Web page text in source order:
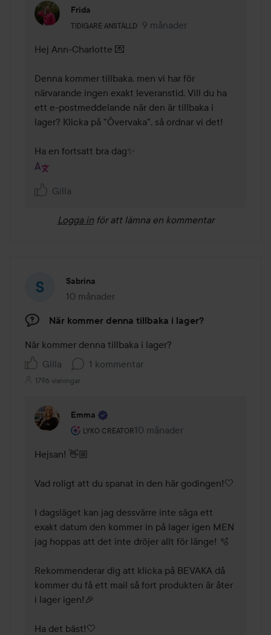
Frida
TIDIGARE ANSTÄLLD
Användarens roll: Tidigare anställd.
9 månader
Kommentaren lades 9
Hej Ann-Charlotte 💌
Denna kommer tillbaka, men vi har för
närvarande ingen exakt leveranstid. Vill du ha
ett e-postmeddelande när den är tillbaka i
lager? Klicka på "Övervaka", så ordnar vi det!
Ha en fortsatt bra dag✨
Gilla
Logga in för att lämna en kommentar
Sabrina
10 månader
Inlägget skapades 10 månader
När kommer denna tillbaka i lager?
När kommer denna tillbaka i lager?
Gilla
1 kommentar
1796 visningar
Emma
LYKO CREATOR
Användarens roll: Lyko Creator.
10 månader
Kommentaren lades 10 månader
Hejsan! 👋🏼
Vad roligt att du spanat in den här godingen!🤍
I dagsläget kan jag dessvärre inte säga ett
exakt datum den kommer in på lager igen MEN
jag hoppas att det inte dröjer allt för länge! 🫧
Rekommenderar dig att klicka på BEVAKA då
kommer du få ett mail så fort produkten är åter
i lager igen!🎉
Ha det bäst!🤍